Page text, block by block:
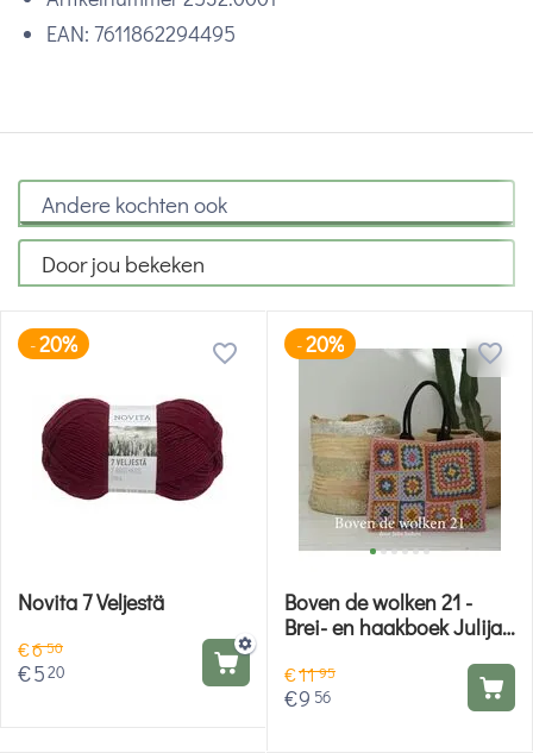
EAN: 7611862294495
Andere kochten ook
Door jou bekeken
-20%
Novita 7 Veljestä
€650
€520
-20%
Boven de wolken 21 -
Brei- en haakboek Julijas
€1195
€9 56